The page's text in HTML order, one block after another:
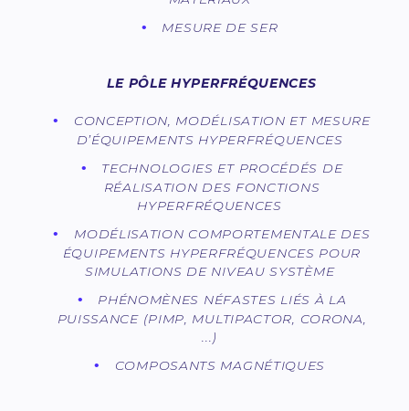
MESURE DE SER
LE PÔLE HYPERFRÉQUENCES
CONCEPTION, MODÉLISATION ET MESURE
D’ÉQUIPEMENTS HYPERFRÉQUENCES
TECHNOLOGIES ET PROCÉDÉS DE
RÉALISATION DES FONCTIONS
HYPERFRÉQUENCES
MODÉLISATION COMPORTEMENTALE DES
ÉQUIPEMENTS HYPERFRÉQUENCES POUR
SIMULATIONS DE NIVEAU SYSTÈME
PHÉNOMÈNES NÉFASTES LIÉS À LA
PUISSANCE (PIMP, MULTIPACTOR, CORONA,
...)
COMPOSANTS MAGNÉTIQUES